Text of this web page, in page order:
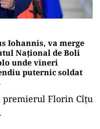
Iohannis, va merge
Național de Boli
unde vineri
puternic soldat
premierul Florin Cîțu